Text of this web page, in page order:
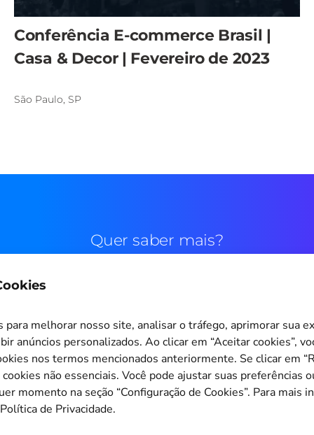
Conferência E-commerce Brasil |
Casa & Decor | Fevereiro de 2023
São Paulo, SP
para melhorar nosso site, analisar o tráfego, aprimorar sua
anúncios personalizados. Ao clicar em “Aceitar cookies”,
nos termos mencionados anteriormente. Se clicar em
não essenciais. Você pode ajustar suas preferências
momento na seção “Configuração de Cookies”. Para mais
de Privacidade.
Quer saber mais?
Configuração de Cookies